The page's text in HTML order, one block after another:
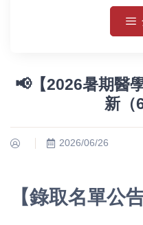
📢【2026暑期醫
新（
2026/06/26
【錄取名單公